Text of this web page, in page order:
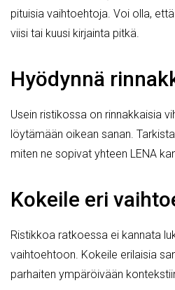
pituisia vaihtoehtoja. Voi olla,
viisi tai kuusi kirjainta pitkä.
Hyödynnä
Usein ristikossa on rinnakkaisia
löytämään oikean sanan.
miten ne sopivat yhteen LENA
Kokeile eri
Ristikkoa ratkoessa ei kannata
vaihtoehtoon. Kokeile erilaisia
parhaiten ympäröivään